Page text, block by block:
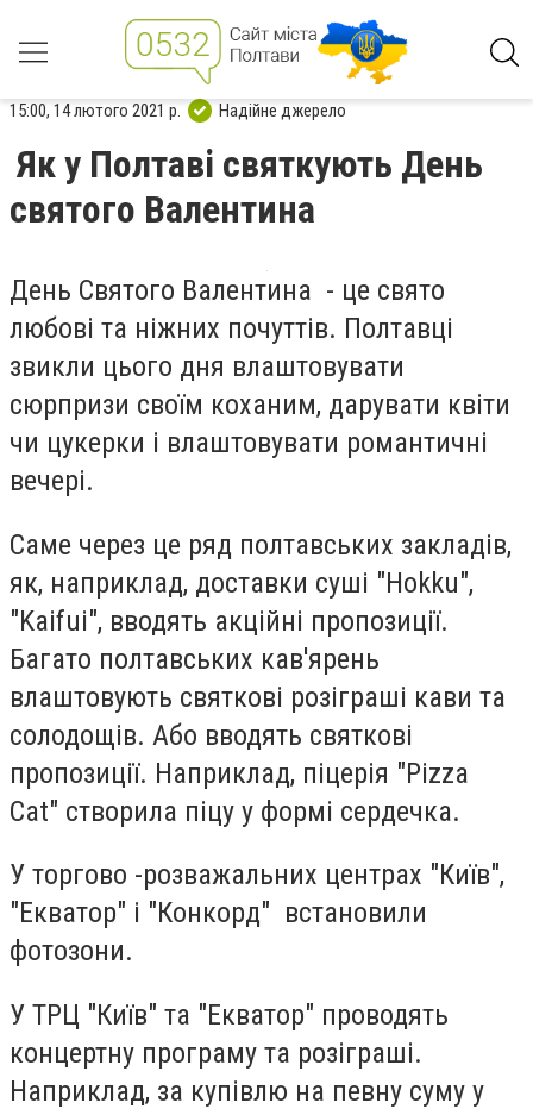
15:00, 14 лютого 2021 р. Надійне джерело
Як у Полтаві святкують День
святого Валентина
День Святого Валентина - це свято
любові та ніжних почуттів. Полтавці
звикли цього дня влаштовувати
сюрпризи своїм коханим, дарувати квіти
чи цукерки і влаштовувати романтичні
вечері.
Саме через це ряд полтавських закладів,
як, наприклад, доставки суші "Hokku",
"Kaifui", вводять акційні пропозиції.
Багато полтавських кав'ярень
влаштовують святкові розіграші кави та
солодощів. Або вводять святкові
пропозиції. Наприклад, піцерія "Pizza
Cat" створила піцу у формі сердечка.
У торгово -розважальних центрах "Київ",
"Екватор" і "Конкорд" встановили
фотозони.
У ТРЦ "Київ" та "Екватор" проводять
концертну програму та розіграші.
Наприклад, за купівлю на певну суму у